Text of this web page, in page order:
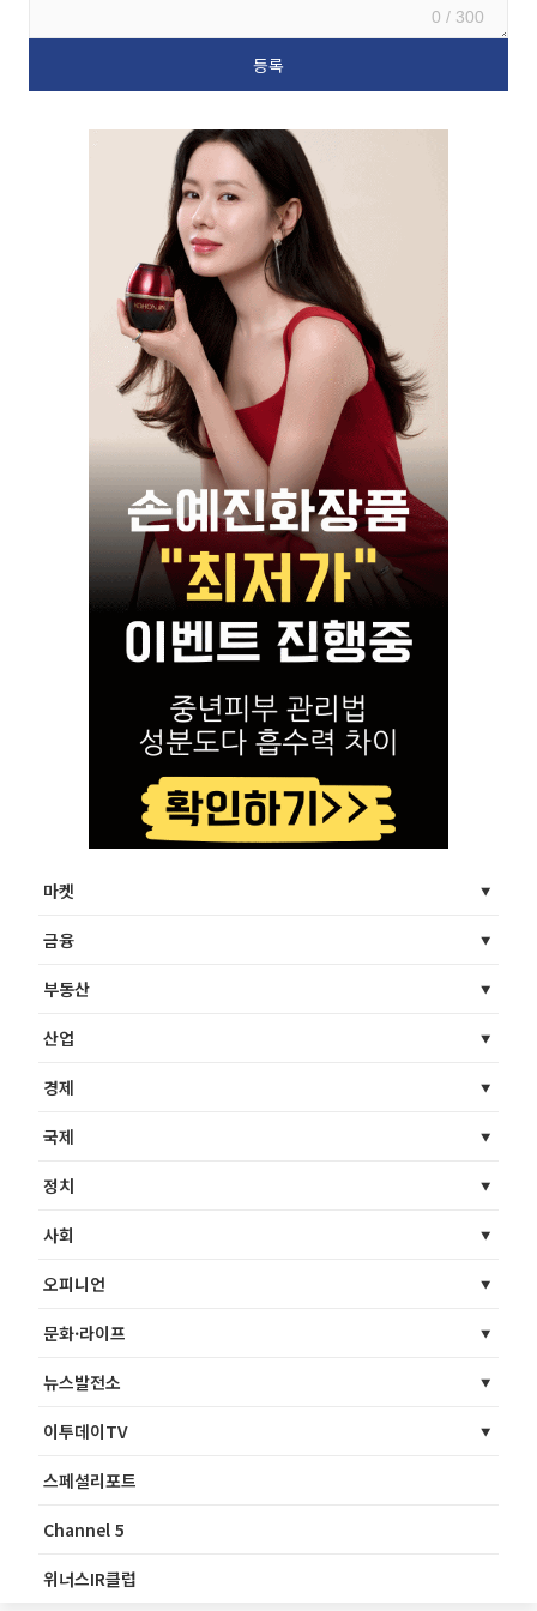
0 / 300
마켓
금융
부동산
산업
경제
국제
정치
사회
오피니언
문화·라이프
뉴스발전소
이투데이TV
스페셜리포트
Channel 5
위너스IR클럽